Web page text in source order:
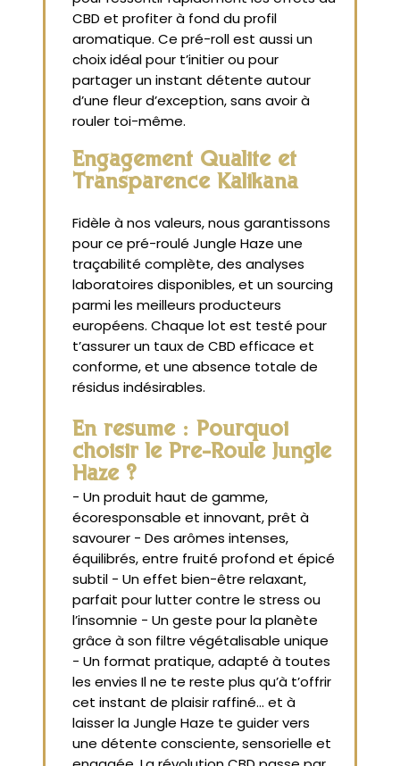
CBD et profiter à fond du profil
aromatique. Ce pré-roll est aussi un
choix idéal pour t’initier ou pour
partager un instant détente autour
d’une fleur d’exception, sans avoir à
rouler toi-même.
Engagement Qualité et
Transparence Kalikana
Fidèle à nos valeurs, nous garantissons
pour ce pré-roulé Jungle Haze une
traçabilité complète, des analyses
laboratoires disponibles, et un sourcing
parmi les meilleurs producteurs
européens. Chaque lot est testé pour
t’assurer un taux de CBD efficace et
conforme, et une absence totale de
résidus indésirables.
En résumé : Pourquoi
choisir le Pré-Roulé Jungle
Haze ?
- Un produit haut de gamme,
écoresponsable et innovant, prêt à
savourer - Des arômes intenses,
équilibrés, entre fruité profond et épicé
subtil - Un effet bien-être relaxant,
parfait pour lutter contre le stress ou
l’insomnie - Un geste pour la planète
grâce à son filtre végétalisable unique
- Un format pratique, adapté à toutes
les envies Il ne te reste plus qu’à t’offrir
cet instant de plaisir raffiné… et à
laisser la Jungle Haze te guider vers
une détente consciente, sensorielle et